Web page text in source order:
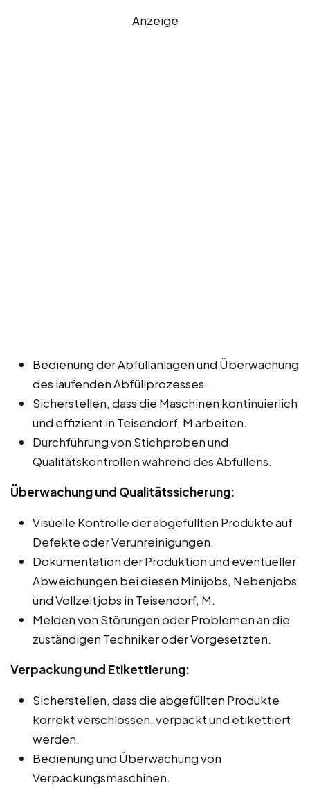
Anzeige
Bedienung der Abfüllanlagen und Überwachung
des laufenden Abfüllprozesses.
Sicherstellen, dass die Maschinen kontinuierlich
und effizient in Teisendorf, M arbeiten.
Durchführung von Stichproben und
Qualitätskontrollen während des Abfüllens.
Überwachung und Qualitätssicherung:
Visuelle Kontrolle der abgefüllten Produkte auf
Defekte oder Verunreinigungen.
Dokumentation der Produktion und eventueller
Abweichungen bei diesen Minijobs, Nebenjobs
und Vollzeitjobs in Teisendorf, M.
Melden von Störungen oder Problemen an die
zuständigen Techniker oder Vorgesetzten.
Verpackung und Etikettierung:
Sicherstellen, dass die abgefüllten Produkte
korrekt verschlossen, verpackt und etikettiert
werden.
Bedienung und Überwachung von
Verpackungsmaschinen.